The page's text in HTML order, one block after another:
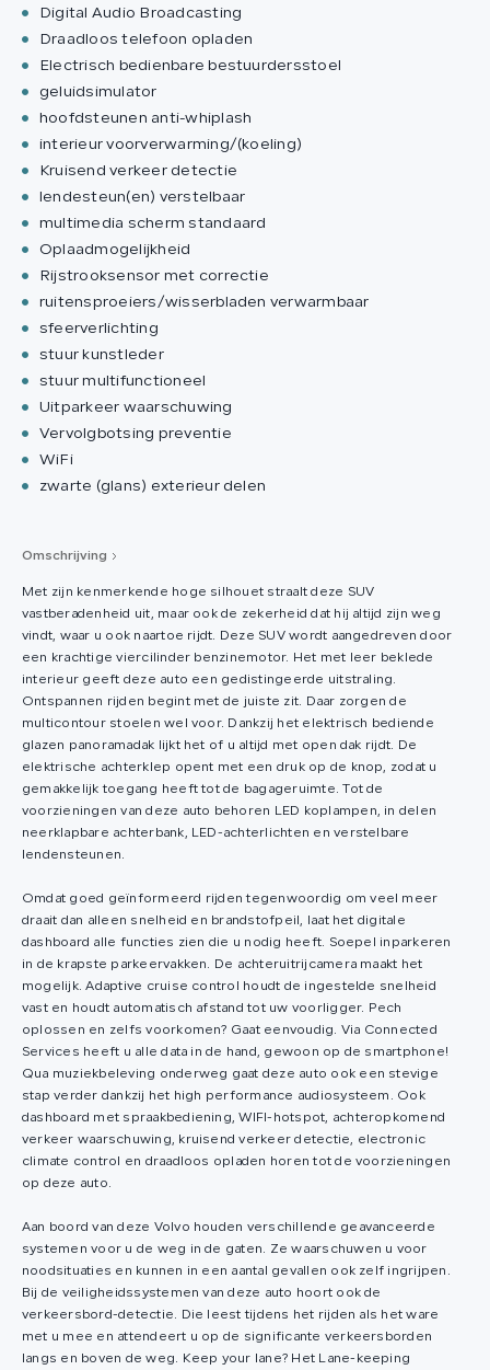
Digital Audio Broadcasting
Draadloos telefoon opladen
Electrisch bedienbare bestuurdersstoel
geluidsimulator
hoofdsteunen anti-whiplash
interieur voorverwarming/(koeling)
Kruisend verkeer detectie
lendesteun(en) verstelbaar
multimedia scherm standaard
Oplaadmogelijkheid
Rijstrooksensor met correctie
ruitensproeiers/wisserbladen verwarmbaar
sfeerverlichting
stuur kunstleder
stuur multifunctioneel
Uitparkeer waarschuwing
Vervolgbotsing preventie
WiFi
zwarte (glans) exterieur delen
Omschrijving
Met zijn kenmerkende hoge silhouet straalt deze SUV
vastberadenheid uit, maar ook de zekerheid dat hij altijd zijn weg
vindt, waar u ook naartoe rijdt. Deze SUV wordt aangedreven door
een krachtige viercilinder benzinemotor. Het met leer beklede
interieur geeft deze auto een gedistingeerde uitstraling.
Ontspannen rijden begint met de juiste zit. Daar zorgen de
multicontour stoelen wel voor. Dankzij het elektrisch bediende
glazen panoramadak lijkt het of u altijd met open dak rijdt. De
elektrische achterklep opent met een druk op de knop, zodat u
gemakkelijk toegang heeft tot de bagageruimte. Tot de
voorzieningen van deze auto behoren LED koplampen, in delen
neerklapbare achterbank, LED-achterlichten en verstelbare
lendensteunen.
Omdat goed geïnformeerd rijden tegenwoordig om veel meer
draait dan alleen snelheid en brandstofpeil, laat het digitale
dashboard alle functies zien die u nodig heeft. Soepel inparkeren
in de krapste parkeervakken. De achteruitrijcamera maakt het
mogelijk. Adaptive cruise control houdt de ingestelde snelheid
vast en houdt automatisch afstand tot uw voorligger. Pech
oplossen en zelfs voorkomen? Gaat eenvoudig. Via Connected
Services heeft u alle data in de hand, gewoon op de smartphone!
Qua muziekbeleving onderweg gaat deze auto ook een stevige
stap verder dankzij het high performance audiosysteem. Ook
dashboard met spraakbediening, WIFI-hotspot, achteropkomend
verkeer waarschuwing, kruisend verkeer detectie, electronic
climate control en draadloos opladen horen tot de voorzieningen
op deze auto.
Aan boord van deze Volvo houden verschillende geavanceerde
systemen voor u de weg in de gaten. Ze waarschuwen u voor
noodsituaties en kunnen in een aantal gevallen ook zelf ingrijpen.
Bij de veiligheidssystemen van deze auto hoort ook de
verkeersbord-detectie. Die leest tijdens het rijden als het ware
met u mee en attendeert u op de significante verkeersborden
langs en boven de weg. Keep your lane? Het Lane-keeping